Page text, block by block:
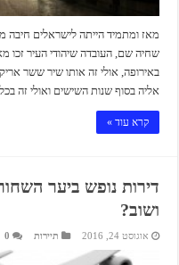
מאז ומתמיד הייתה לישראלים חיבה
שחיה שם, העובדה שיהודי העיר זכו
באירופה, אולי זה אותו שיר ששר
אליה בסוף שנות השישים ואולי זה
קרא עוד »
דירות נופש ביער
ושוב?
אוגוסט 24, 2016 תיירות 0